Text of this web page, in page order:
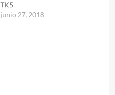
TK5
junio 27, 2018